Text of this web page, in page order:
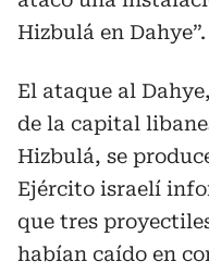
Hizbulá en Dahye”.
El ataque al
de la capital
Hizbulá, se
Ejército israelí
que tres
habían caído en